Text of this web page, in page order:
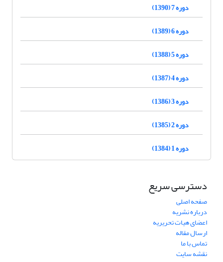
دوره 7 (1390)
دوره 6 (1389)
دوره 5 (1388)
دوره 4 (1387)
دوره 3 (1386)
دوره 2 (1385)
دوره 1 (1384)
دسترسی سریع
صفحه اصلی
درباره نشریه
اعضای هیات تحریریه
ارسال مقاله
تماس با ما
نقشه سایت